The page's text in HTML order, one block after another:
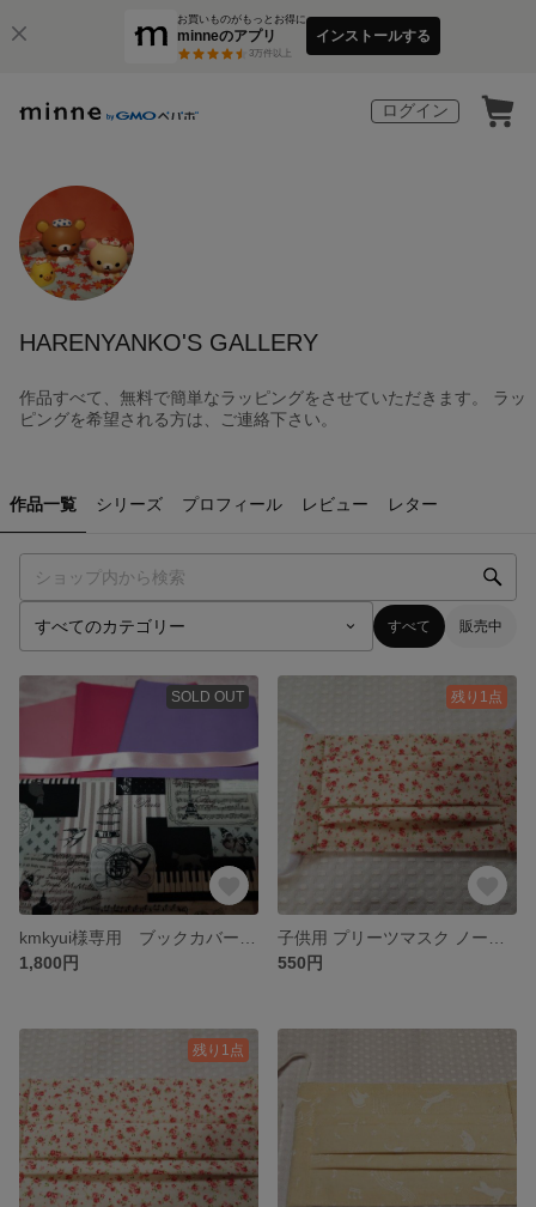
お買いものがもっとお得に
minneのアプリ
3万件以上
インストールする
ログイン
HARENYANKO'S GALLERY
作品すべて、無料で簡単なラッピングをさせていただきます。 ラッ
ピングを希望される方は、ご連絡下さい。
作品一覧 シリーズ プロフィール レビュー レター
すべて 販売中
SOLD OUT
1,800円
残り1点
550円
残り1点